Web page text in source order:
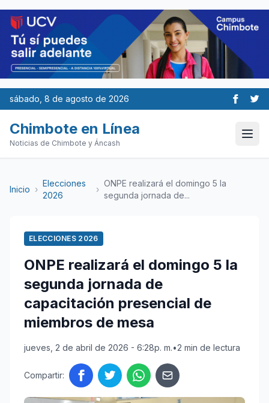
sábado, 8 de agosto de 2026
Chimbote en Línea
Noticias de Chimbote y Áncash
Inicio ›
Elecciones
2026
›
ONPE realizará el domingo 5 la
segunda jornada de...
ELECCIONES 2026
ONPE realizará el domingo 5 la
segunda jornada de
capacitación presencial de
miembros de mesa
jueves, 2 de abril de 2026 - 6:28p. m.•2 min de lectura
Compartir: